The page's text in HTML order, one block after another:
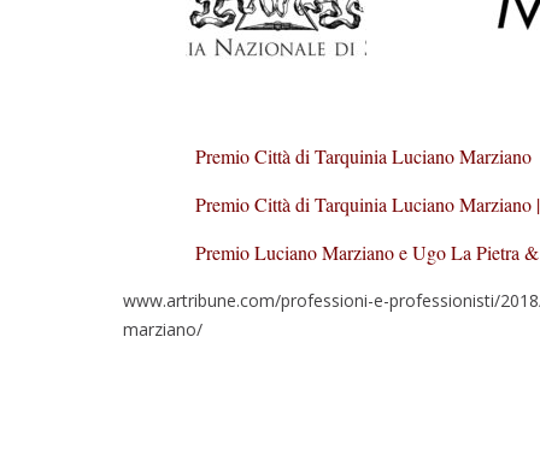
Premio Città di Tarquinia Luciano Marziano
Premio Città di Tarquinia Luciano
Premio Luciano Marziano e Ugo La Pietra
www.artribune.com/professioni-e-professionisti/
marziano/